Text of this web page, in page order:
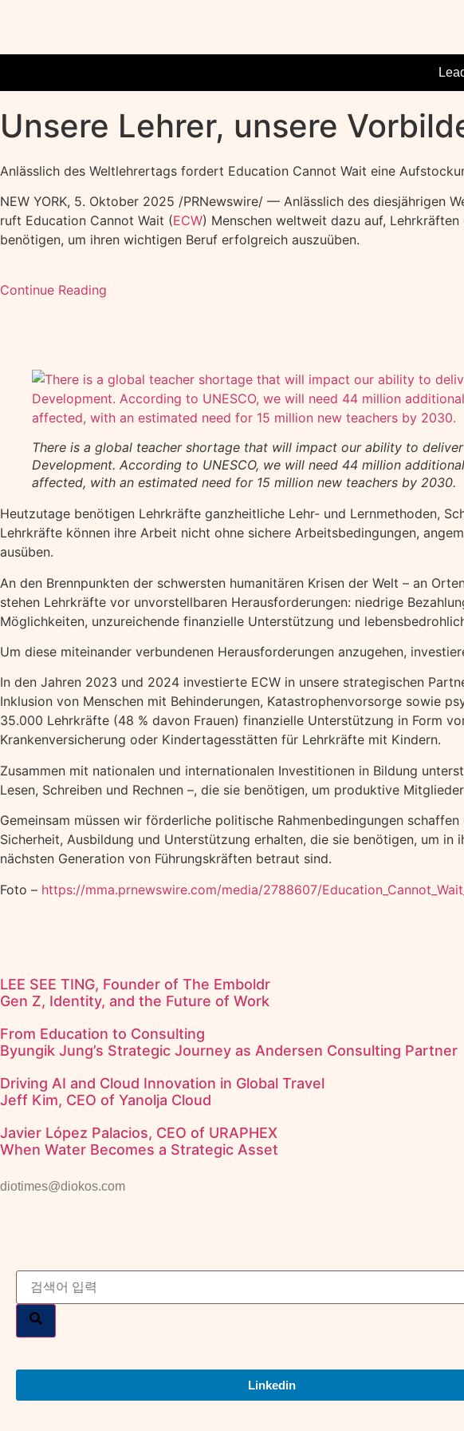
Unsere Lehrer, unsere
Anlässlich des Weltlehrertags fordert Education Cannot Wait eine
NEW YORK, 5. Oktober 2025 /PRNewswire/ — Anlässlich des diesjährigen
ruft Education Cannot Wait (ECW) Menschen weltweit dazu auf,
benötigen, um ihren wichtigen Beruf erfolgreich auszuüben.
Continue Reading
There is a global teacher shortage that will impact our ability to
Development. According to UNESCO, we will need 44 million
affected, with an estimated need for 15 million new teachers by 2030.
Heutzutage benötigen Lehrkräfte ganzheitliche Lehr- und Lernmethoden,
Lehrkräfte können ihre Arbeit nicht ohne sichere Arbeitsbedingungen,
ausüben.
An den Brennpunkten der schwersten humanitären Krisen der Welt – an
stehen Lehrkräfte vor unvorstellbaren Herausforderungen: niedrige
Möglichkeiten, unzureichende finanzielle Unterstützung und
Um diese miteinander verbundenen Herausforderungen anzugehen,
In den Jahren 2023 und 2024 investierte ECW in unsere strategischen
Inklusion von Menschen mit Behinderungen, Katastrophenvorsorge sowie
35.000 Lehrkräfte (48 % davon Frauen) finanzielle Unterstützung in Form
Krankenversicherung oder Kindertagesstätten für Lehrkräfte mit Kindern.
Zusammen mit nationalen und internationalen Investitionen in Bildung
Lesen, Schreiben und Rechnen –, die sie benötigen, um produktive
Gemeinsam müssen wir förderliche politische Rahmenbedingungen
Sicherheit, Ausbildung und Unterstützung erhalten, die sie benötigen, um
nächsten Generation von Führungskräften betraut sind.
Foto – https://mma.prnewswire.com/media/2788607/
LEE SEE TING, Founder of The Emboldr
Gen Z, Identity, and the Future of Work
From Education to Consulting
Byungik Jung’s Strategic Journey as Andersen Consulting Partner
Driving AI and Cloud Innovation in Global Travel
Jeff Kim, CEO of Yanolja Cloud
Javier López Palacios, CEO of URAPHEX
When Water Becomes a Strategic Asset
diotimes@diokos.com
Linkedin